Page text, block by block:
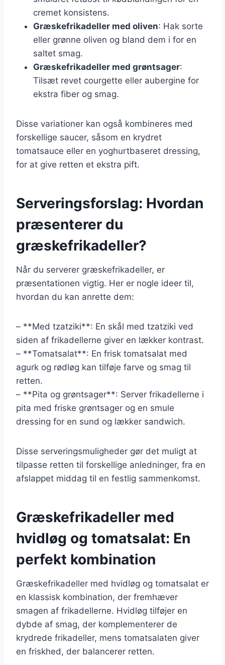
cremet konsistens.
Græskefrikadeller med oliven: Hak sorte
eller grønne oliven og bland dem i for en
saltet smag.
Græskefrikadeller med grøntsager:
Tilsæt revet courgette eller aubergine for
ekstra fiber og smag.
Disse variationer kan også kombineres med
forskellige saucer, såsom en krydret
tomatsauce eller en yoghurtbaseret dressing,
for at give retten et ekstra pift.
Serveringsforslag: Hvordan
præsenterer du
græskefrikadeller?
Når du serverer græskefrikadeller, er
præsentationen vigtig. Her er nogle ideer til,
hvordan du kan anrette dem:
– **Med tzatziki**: En skål med tzatziki ved
siden af frikadellerne giver en lækker kontrast.
– **Tomatsalat**: En frisk tomatsalat med
agurk og rødløg kan tilføje farve og smag til
retten.
– **Pita og grøntsager**: Server frikadellerne i
pita med friske grøntsager og en smule
dressing for en sund og lækker sandwich.
Disse serveringsmuligheder gør det muligt at
tilpasse retten til forskellige anledninger, fra en
afslappet middag til en festlig sammenkomst.
Græskefrikadeller med
hvidløg og tomatsalat: En
perfekt kombination
Græskefrikadeller med hvidløg og tomatsalat er
en klassisk kombination, der fremhæver
smagen af frikadellerne. Hvidløg tilføjer en
dybde af smag, der komplementerer de
krydrede frikadeller, mens tomatsalaten giver
en friskhed, der balancerer retten.